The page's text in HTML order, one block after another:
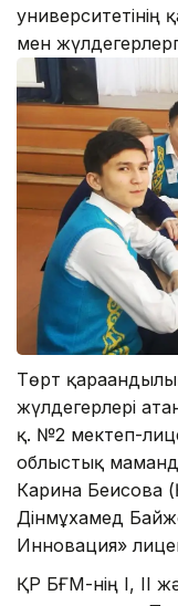
университетінің
мен
Төрт
жүлдегерлері
қ. №2 мектеп-
облыстық
Карина Беисова
Дінмұхамед
Инновация»
ҚР БҒМ-нің І, ІІ